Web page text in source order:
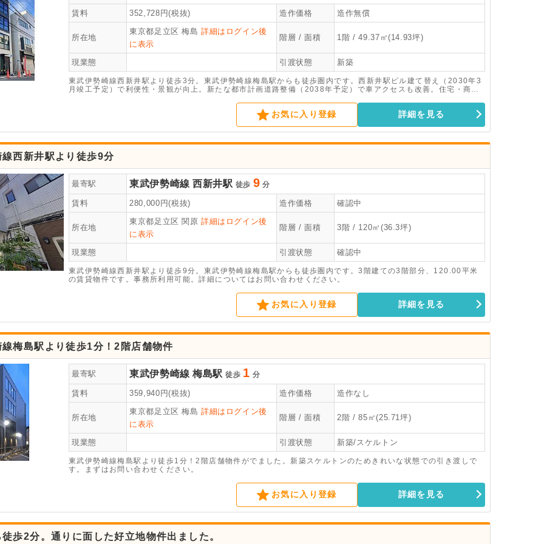
賃料 352,728 円(税抜) 造作価格 造作無償
所在地
東京都足立区 梅島 詳細はログイン後
に表示
階層 / 面積 1階 / 49.37㎡(14.93坪)
現業態 引渡状態 新築
東武伊勢崎線西新井駅より徒歩3分。東武伊勢崎線梅島駅からも徒歩圏内です。西新井駅ビル建て替え（2030年3
月竣工予定）で利便性・景観が向上。新たな都市計画道路整備（2038年予定）で車アクセスも改善。住宅・商
お気に入り登録 詳細を見る
西新井駅より徒歩9分
最寄駅 東武伊勢崎線 西新井駅 徒歩 9 分
賃料 280,000 円(税抜) 造作価格 確認中
所在地
東京都足立区 関原 詳細はログイン後
に表示
階層 / 面積 3階 / 120㎡(36.3坪)
現業態 引渡状態 確認中
東武伊勢崎線西新井駅より徒歩9分。東武伊勢崎線梅島駅からも徒歩圏内です。3階建ての3階部分、120.00平米
の賃貸物件です。事務所利用可能。詳細についてはお問い合わせください。
お気に入り登録 詳細を見る
梅島駅より徒歩1分！2階店舗物件
最寄駅 東武伊勢崎線 梅島駅 徒歩 1 分
賃料 359,940 円(税抜) 造作価格 造作なし
所在地
東京都足立区 梅島 詳細はログイン後
に表示
階層 / 面積 2階 / 85㎡(25.71坪)
現業態 引渡状態 新築/スケルトン
東武伊勢崎線梅島駅より徒歩1分！2階店舗物件がでました。新築スケルトンのためきれいな状態での引き渡しで
す。まずはお問い合わせください。
お気に入り登録 詳細を見る
歩2分。通りに面した好立地物件出ました。